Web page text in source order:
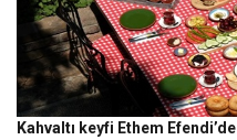
Kahvaltı keyfi Ethem Efendi’de